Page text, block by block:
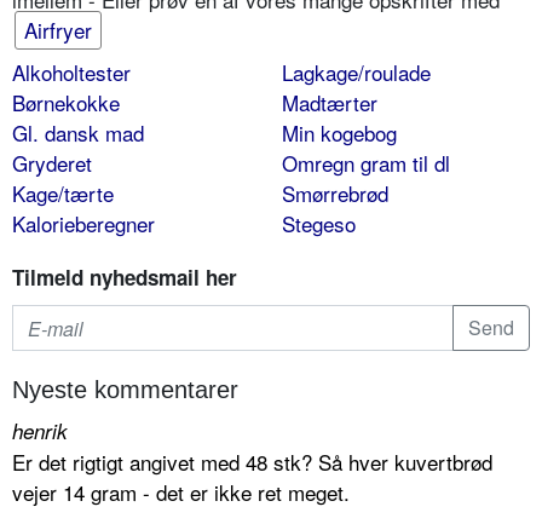
Airfryer
Alkoholtester
Børnekokke
Gl. dansk mad
Gryderet
Kage/tærte
Kalorieberegner
Lagkage/roulade
Madtærter
Min kogebog
Omregn gram til dl
Smørrebrød
Stegeso
Tilmeld nyhedsmail her
Nyeste kommentarer
henrik
Er det rigtigt angivet med 48 stk? Så hver kuvertbrød
vejer 14 gram - det er ikke ret meget.